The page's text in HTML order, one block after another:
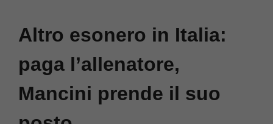
Altro esonero in Italia:
paga l’allenatore,
Mancini prende il suo